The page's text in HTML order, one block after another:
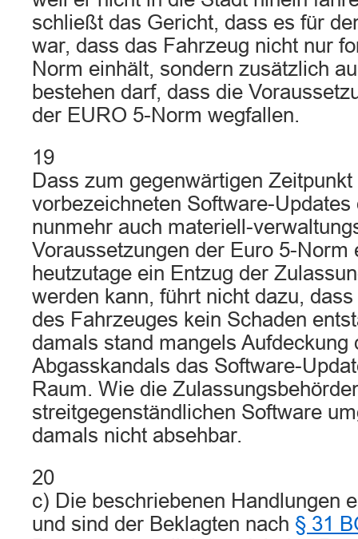
schließt das Gericht, dass es für
war, dass das Fahrzeug nicht nur
Norm einhält, sondern zusätzlich
bestehen darf, dass die
der EURO 5-Norm wegfallen.
19
Dass zum gegenwärtigen
vorbezeichneten Software-Updates
nunmehr auch materiell-
Voraussetzungen der Euro 5-Norm
heutzutage ein Entzug der
werden kann, führt nicht dazu,
des Fahrzeuges kein Schaden
damals stand mangels Aufdeckung
Abgasskandals das Software-
Raum. Wie die
streitgegenständlichen Software
damals nicht absehbar.
20
c) Die beschriebenen Handlungen
und sind der Beklagten nach § 31